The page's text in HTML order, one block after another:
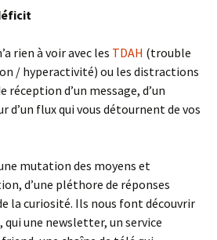
rien à voir avec les TDAH (trouble
/ hyperactivité) ou les distractions
réception d’un message, d’un
d’un flux qui vous détournent de vos
mutation des moyens et
d’une pléthore de réponses
la curiosité. Ils nous font découvrir
qui une newsletter, un service